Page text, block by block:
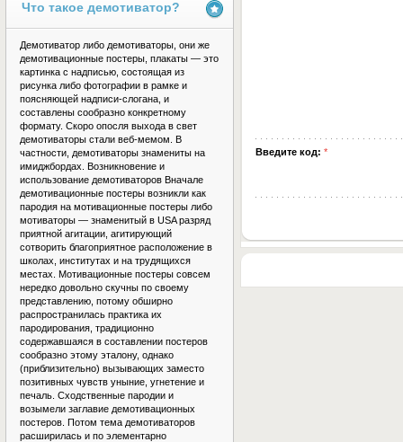
Введите код: *
Что такое демотиватор?
Демотиватор либо демотиваторы, они же
демотивационные постеры, плакаты — это
картинка с надписью, состоящая из
рисунка либо фотографии в рамке и
поясняющей надписи-слогана, и
составлены сообразно конкретному
формату. Скоро опосля выхода в свет
демотиваторы стали веб-мемом. В
частности, демотиваторы знамениты на
имиджбордах. Возникновение и
использование демотиваторов Вначале
демотивационные постеры возникли как
пародия на мотивационные постеры либо
мотиваторы — знаменитый в USA разряд
приятной агитации, агитирующий
сотворить благоприятное расположение в
школах, институтах и на трудящихся
местах. Мотивационные постеры совсем
нередко довольно скучны по своему
представлению, потому обширно
распространилась практика их
пародирования, традиционно
содержавшаяся в составлении постеров
сообразно этому эталону, однако
(приблизительно) вызывающих заместо
позитивных чувств уныние, угнетение и
печаль. Сходственные пародии и
возымели заглавие демотивационных
постеров. Потом тема демотиваторов
расширилась и по элементарно